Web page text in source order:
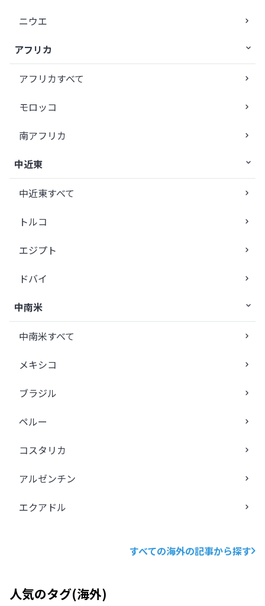
ニウエ
アフリカ
アフリカすべて
モロッコ
南アフリカ
中近東
中近東すべて
トルコ
エジプト
ドバイ
中南米
中南米すべて
メキシコ
ブラジル
ペルー
コスタリカ
アルゼンチン
エクアドル
すべての海外の記事から探す
人気のタグ(海外)